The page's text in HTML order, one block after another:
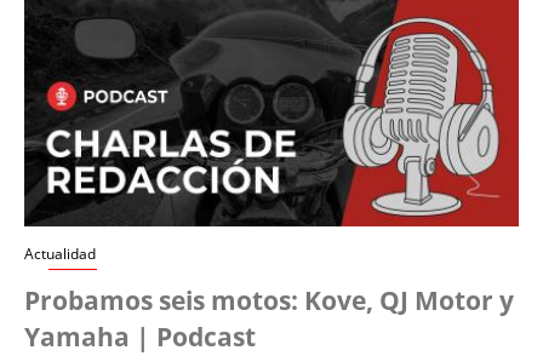
Actualidad
Probamos seis motos: Kove, QJ Motor y
Yamaha | Podcast